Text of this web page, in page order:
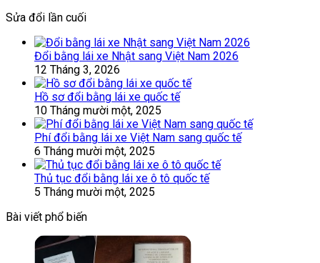
Sửa đổi lần cuối
Đổi bằng lái xe Nhật sang Việt Nam 2026
12 Tháng 3, 2026
Hồ sơ đổi bằng lái xe quốc tế
10 Tháng mười một, 2025
Phí đổi bằng lái xe Việt Nam sang quốc tế
6 Tháng mười một, 2025
Thủ tục đổi bằng lái xe ô tô quốc tế
5 Tháng mười một, 2025
Bài viết phổ biến